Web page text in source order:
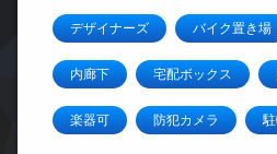
デザイナーズ バイク置き場
内廊下 宅配ボックス
楽器可 防犯カメラ